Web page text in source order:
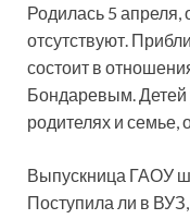
Родилась 5 апреля,
отсутствуют.
состоит в
Бондаревым. Детей
родителях и семье,
Выпускница ГАОУ
Поступила ли в